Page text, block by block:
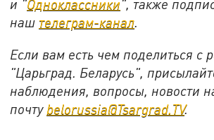
и "Одноклассники", также
наш телеграм-канал.
Если вам есть чем поделиться с
"Царьград. Беларусь",
наблюдения, вопросы, новости
почту belorussia@Tsargrad.TV.